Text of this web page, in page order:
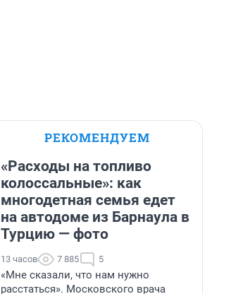
РЕКОМЕНДУЕМ
«Расходы на топливо
колоссальные»: как
многодетная семья едет
на автодоме из Барнаула в
Турцию — фото
13 часов 7 885 5
«Мне сказали, что нам нужно
расстаться». Московского врача